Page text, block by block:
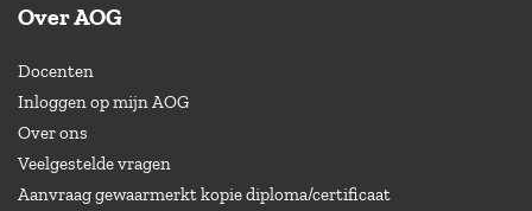
Over AOG
Docenten
Inloggen op mijn AOG
Over ons
Veelgestelde vragen
Aanvraag gewaarmerkt kopie diploma/certificaat